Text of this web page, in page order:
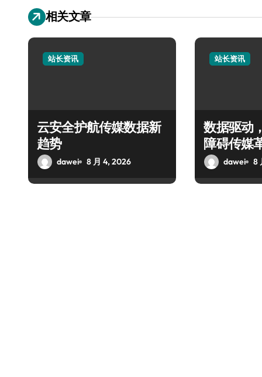
相关文章
站长资讯
云安全护航传媒数据新
趋势
dawei 8 月 4, 2026
站长资讯
数据驱动
障碍传媒
dawei 8